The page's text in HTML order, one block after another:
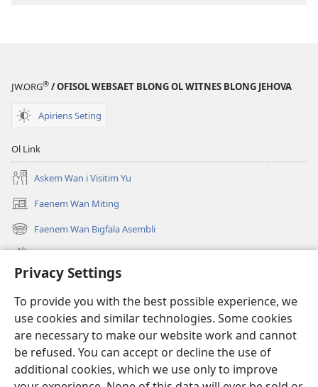
Privacy Settings
To provide you with the best possible experience, we
use cookies and similar technologies. Some cookies
are necessary to make our website work and cannot
be refused. You can accept or decline the use of
additional cookies, which we use only to improve
JW.ORG® / OFISOL WEBSAET BLONG OL WITNES BLONG JEHOVA
Apiriens Seting
Ol Link
Askem Wan i Visitim Yu
Faenem Wan Miting
(openem
wan
niufala
windo)
Faenem Wan Bigfala Asembli
(openem
wan
windo)
Wanem niufala samting
Ol Video
Lukaotem Insaed Long JW.ORG
Presen Mane
(openem
wan
niufala Wajtaoa LAEBRI LONG INTENET™